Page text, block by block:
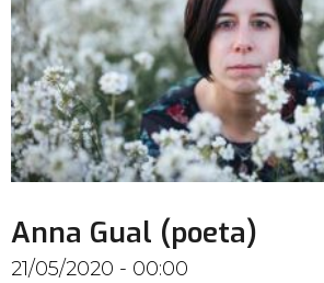
Anna Gual (poeta)
21/05/2020 - 00:00